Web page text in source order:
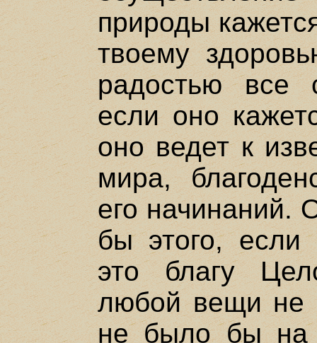
природы
твоему
радостью все
если оно
оно ведет к
мира,
его начинаний.
бы этого, если
это благу
любой вещи не
не было бы на